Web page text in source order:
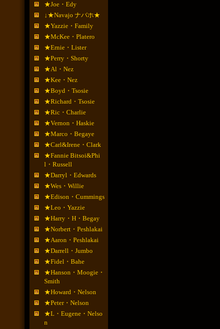
★Joe・Edy
↓★Navajo ナバホ★
★Yazzie・Family
★McKee・Platero
★Ernie・Lister
★Perry・Shorty
★Al・Nez
★Kee・Nez
★Boyd・Tsosie
★Richard・Tsosie
★Ric・Charlie
★Vernon・Haskie
★Marco・Begaye
★Carl&Irene・Clark
★Fannie Bitsoi&Phi
l・Russell
★Darryl・Edwards
★Wes・Willie
★Edison・Cummings
★Leo・Yazzie
★Harry・H・Begay
★Norbert・Peshlakai
★Aaron・Peshlakai
★Darrell・Jumbo
★Fidel・Bahe
★Hanson・Moogie・
Smith
★Howard・Nelson
★Peter・Nelson
★L・Eugene・Nelso
n